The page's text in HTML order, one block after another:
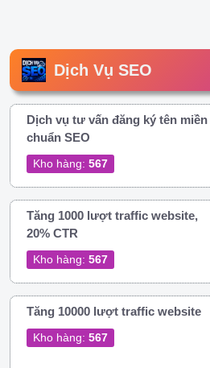
Dịch Vụ SEO
Dịch vụ tư vấn đăng ký tên miền
chuẩn SEO
Kho hàng: 567
Tăng 1000 lượt traffic website,
20% CTR
Kho hàng: 567
Tăng 10000 lượt traffic website
Kho hàng: 567